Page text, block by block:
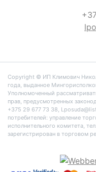
Copyright © ИП Климович
года, выданное
Уполномоченный
прав, предусмотренных
+375 29 677 73 38,
потребителей: управление
исполнительного комитета,
зарегистрирован в торговом